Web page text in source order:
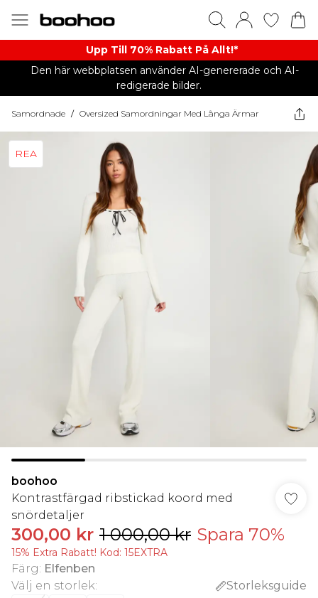
Upp Till 70% Rabatt På Allt!*
Den här webbplatsen använder AI-genererade och AI-
redigerade bilder.
Samordnade / Oversized Samordningar Med Långa Ärmar
REA
boohoo
Kontrastfärgad ribstickad koord med
snördetaljer
300,00 kr 1 000,00 kr Spara 70%
15% Extra Rabatt! Kod: 15EXTRA
Färg: Elfenben
Välj en storlek:
Storleksguide